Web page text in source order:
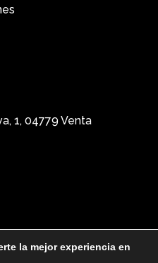
1, 04779 Venta
la mejor experiencia en